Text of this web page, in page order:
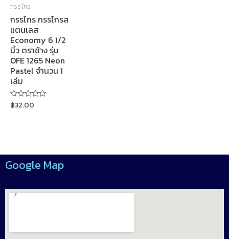
กรรไกร
กรรไกร กรรไกรส
แตนเลส
Economy 6 1/2
นิ้ว ตราช้าง รุ่น
OFE 1265 Neon
Pastel จำนวน 1
เล่ม
Rated
0
฿32.00
Google Map